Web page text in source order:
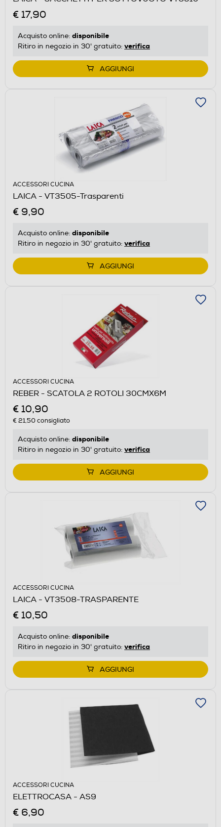
€ 17,90
Acquisto online: disponibile
Ritiro in negozio in 30' gratuito: verifica
AGGIUNGI
ACCESSORI CUCINA
LAICA - VT3505-Trasparenti
€ 9,90
Acquisto online: disponibile
Ritiro in negozio in 30' gratuito: verifica
AGGIUNGI
ACCESSORI CUCINA
REBER - SCATOLA 2 ROTOLI 30CMX6M
€ 10,90
€ 21,50consigliato
Acquisto online: disponibile
Ritiro in negozio in 30' gratuito: verifica
AGGIUNGI
ACCESSORI CUCINA
LAICA - VT3508-TRASPARENTE
€ 10,50
Acquisto online: disponibile
Ritiro in negozio in 30' gratuito: verifica
AGGIUNGI
ACCESSORI CUCINA
ELETTROCASA - AS9
€ 6,90